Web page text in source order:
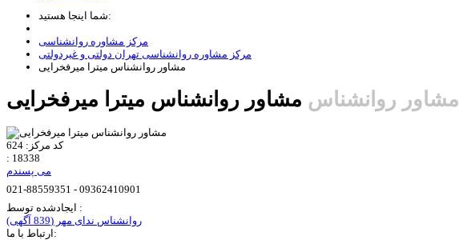
شما اینجا هستید:
مرکز مشاوره روانشناسی
مرکز مشاوره روانشناسی تهران دولتی و غیردولتی
مشاور روانشناس میترا میرفخرایی
مشاور روانشناس
کد مرکز: 624
: 18338
می پسندم
021-88559351 - 09362410901
ایجادشده توسط :
روانشناس ندای مهر (839 آگهی)
ارتباط با ما: